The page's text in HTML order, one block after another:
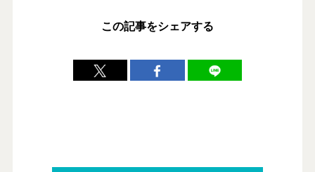
この記事をシェアする